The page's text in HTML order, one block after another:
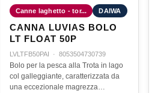
Canne laghetto - tor... DAIWA
CANNA LUVIAS BOLO
LT FLOAT 50P
LVLTFB50PAI · 8053504730739
Bolo per la pesca alla Trota in lago
col galleggiante, caratterizzata da
una eccezionale magrezza